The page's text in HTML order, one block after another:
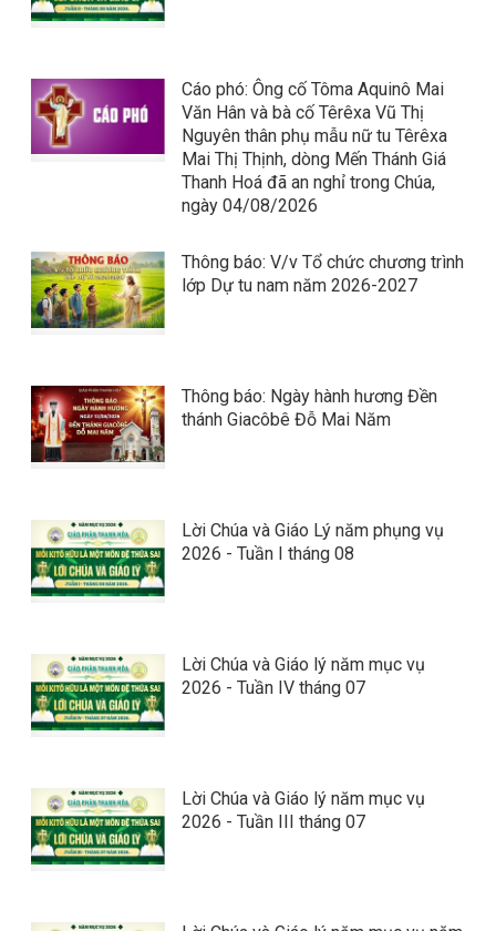
Cáo phó: Ông cố Tôma Aquinô Mai
Văn Hân và bà cố Têrêxa Vũ Thị
Nguyên thân phụ mẫu nữ tu Têrêxa
Mai Thị Thịnh, dòng Mến Thánh Giá
Thanh Hoá đã an nghỉ trong Chúa,
ngày 04/08/2026
Thông báo: V/v Tổ chức chương trình
lớp Dự tu nam năm 2026-2027
Thông báo: Ngày hành hương Đền
thánh Giacôbê Đỗ Mai Năm
Lời Chúa và Giáo Lý năm phụng vụ
2026 - Tuần I tháng 08
Lời Chúa và Giáo lý năm mục vụ
2026 - Tuần IV tháng 07
Lời Chúa và Giáo lý năm mục vụ
2026 - Tuần III tháng 07